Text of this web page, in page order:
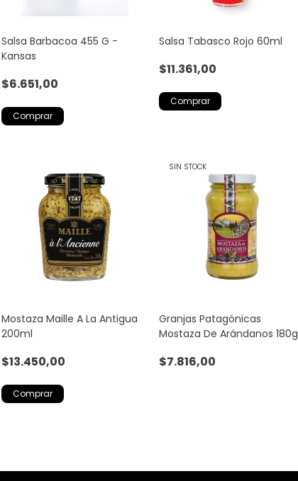
Salsa Barbacoa 455 G -
Kansas
$6.651,00
Salsa Tabasco Rojo 60ml
$11.361,00
Mostaza Maille A La Antigua
200ml
$13.450,00
SIN STOCK
Granjas Patagónicas
Mostaza De Arándanos 180g
$7.816,00